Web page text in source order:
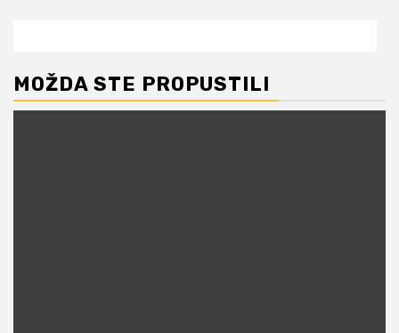
MOŽDA STE PROPUSTILI